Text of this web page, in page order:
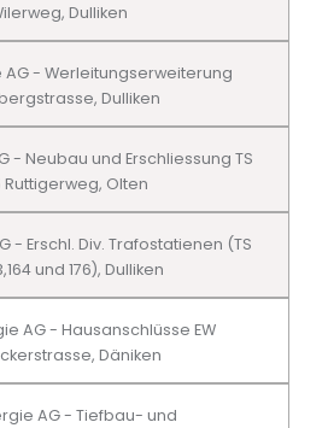
Dulliken
AG - Werleitungserweiterung
Dulliken
- Neubau und Erschliessung TS
Ruttigerweg, Olten
- Erschl. Div. Trafostatienen (TS
und 176), Dulliken
AG - Hausanschlüsse EW
Däniken
AG - Tiefbau- und